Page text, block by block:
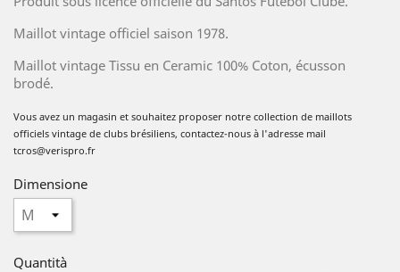
Maillot vintage officiel saison 1978.
Maillot vintage Tissu en Ceramic 100% Coton, écusson
brodé.
Vous avez un magasin et souhaitez proposer notre collection de maillots
officiels vintage de clubs brésiliens, contactez-nous à l'adresse mail
tcros@verispro.fr
Dimensione
Quantità